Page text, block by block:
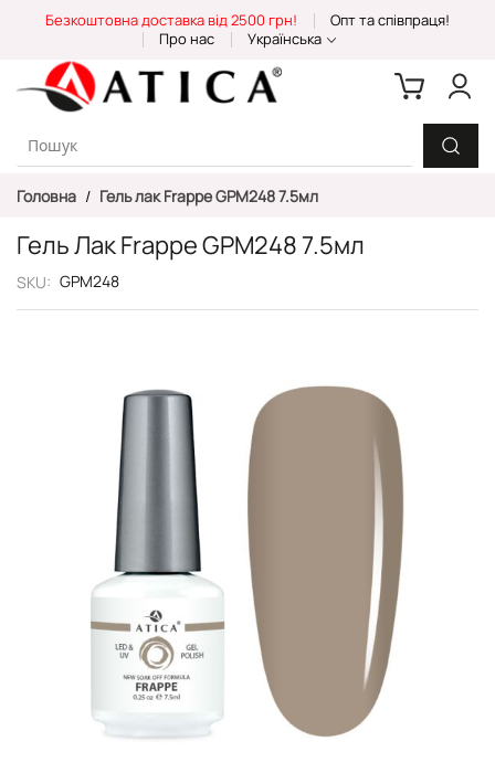
Content
Безкоштовна доставка від 2500 грн!
Опт та співпраця!
Про нас
Українська
Головна Гель лак Frappe GPM248 7.5мл
Гель Лак Frappe GPM248 7.5мл
SKU GPM248